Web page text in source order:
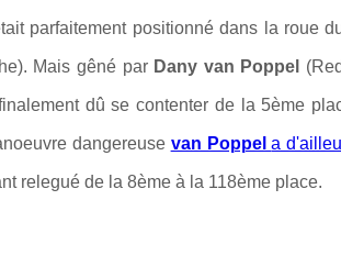
parfaitement positionné dans la roue
Mais gêné par Dany van Poppel
dû se contenter de la 5ème
dangereuse van Poppela
relegué de la 8ème à la 118ème place.